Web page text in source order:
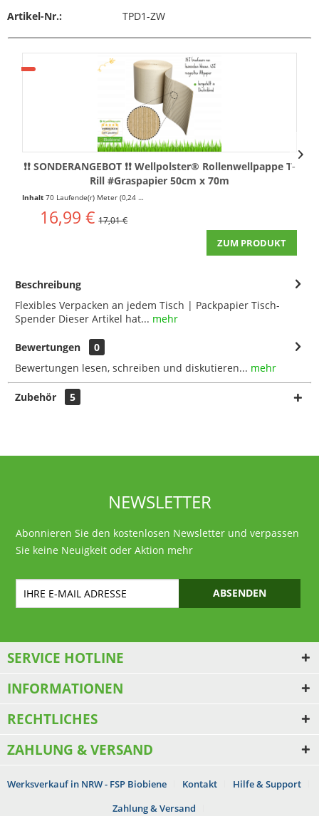
Artikel-Nr.: TPD1-ZW
❗❗ SONDERANGEBOT ❗❗ Wellpolster® Rollenwellpappe T-
Rill #Graspapier 50cm x 70m
Inhalt 70 Laufende(r) Meter (0,24 € * / 1 Laufende(r) Meter)
16,99 € 17,01 €
ZUM PRODUKT
Beschreibung
Flexibles Verpacken an jedem Tisch | Packpapier Tisch-
Spender Dieser Artikel hat... mehr
Bewertungen
0
Bewertungen lesen, schreiben und diskutieren... mehr
Zubehör 5
NEWSLETTER
Abonnieren Sie den kostenlosen Newsletter und verpassen
Sie keine Neuigkeit oder Aktion mehr
ABSENDEN
SERVICE HOTLINE
INFORMATIONEN
RECHTLICHES
ZAHLUNG & VERSAND
Werksverkauf in NRW - FSP Biobiene Kontakt
Hilfe & Support
Zahlung & Versand